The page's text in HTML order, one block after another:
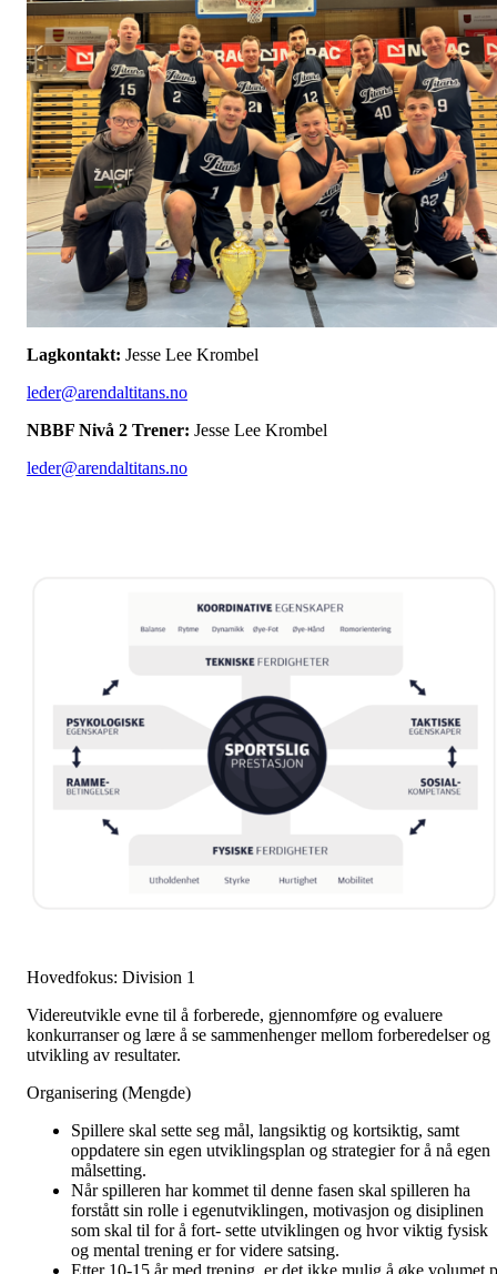
Lagkontakt: Jesse Lee Krombel
leder@arendaltitans.no
NBBF Nivå 2 Trener: Jesse Lee Krombel
leder@arendaltitans.no
Hovedfokus: Division 1
Videreutvikle evne til å forberede, gjennomføre og evaluere
konkurranser og lære å se sammenhenger mellom forberedelser og
utvikling av resultater.
Organisering (Mengde)
Spillere skal sette seg mål, langsiktig og kortsiktig, samt
oppdatere sin egen utviklingsplan og strategier for å nå egen
målsetting.
Når spilleren har kommet til denne fasen skal spilleren ha
forstått sin rolle i egenutviklingen, motivasjon og disiplinen
som skal til for å fort- sette utviklingen og hvor viktig fysisk
og mental trening er for videre satsing.
Etter 10-15 år med trening, er det ikke mulig å øke volumet